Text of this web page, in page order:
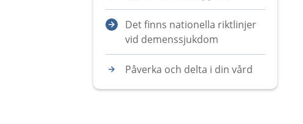
Det finns nationella riktlinjer
vid demenssjukdom
Påverka och delta i din vård